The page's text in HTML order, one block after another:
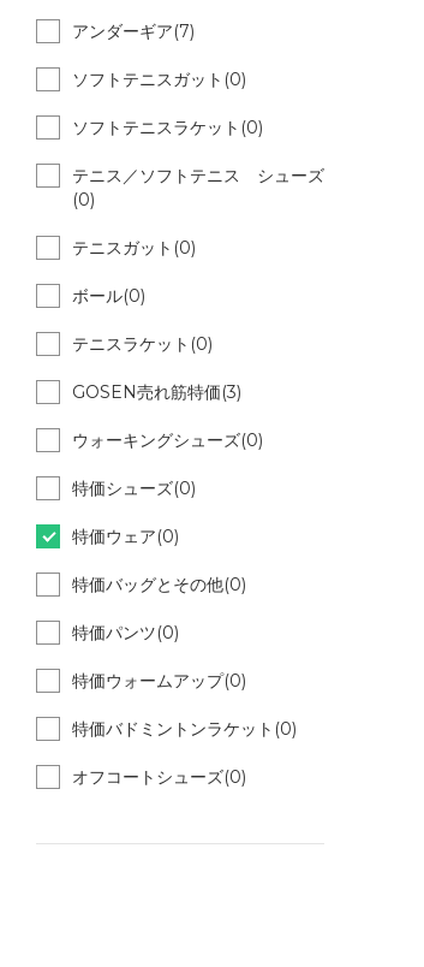
アンダーギア(7)
ソフトテニスガット(0)
ソフトテニスラケット(0)
テニス／ソフトテニス シューズ
(0)
テニスガット(0)
ボール(0)
テニスラケット(0)
GOSEN売れ筋特価(3)
ウォーキングシューズ(0)
特価シューズ(0)
特価ウェア(0)
特価バッグとその他(0)
特価パンツ(0)
特価ウォームアップ(0)
特価バドミントンラケット(0)
オフコートシューズ(0)